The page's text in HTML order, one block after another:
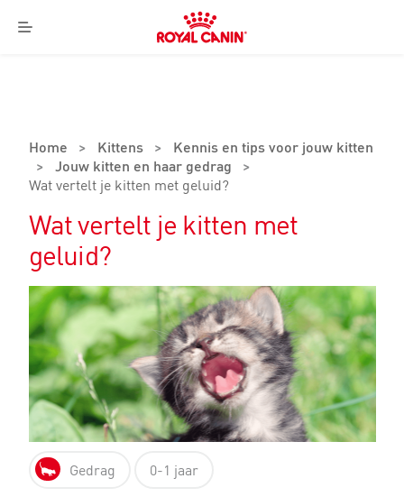
Menu
Royal
Canin
Home > Kittens >
Kennis en tips voor jouw kitten
> Jouw kitten en haar gedrag
>
Wat vertelt je kitten met geluid?
Wat vertelt je kitten met
geluid?
Gedrag 0-1 jaar